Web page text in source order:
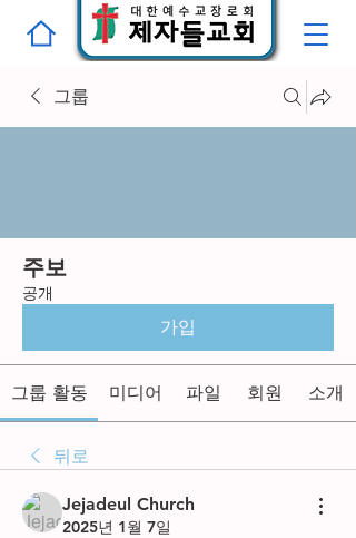
그룹
주보
공개
가입
그룹 활동 미디어 파일 회원 소개
뒤로
Jejadeul Church
2025년 1월 7일